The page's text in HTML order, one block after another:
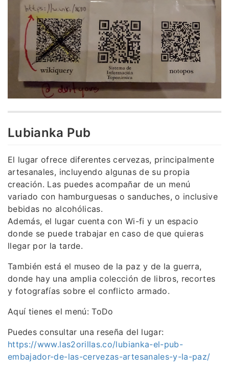
Lubianka Pub
El lugar ofrece diferentes cervezas, principalmente
artesanales, incluyendo algunas de su propia
creación. Las puedes acompañar de un menú
variado con hamburguesas o sanduches, o inclusive
bebidas no alcohólicas.
Además, el lugar cuenta con Wi-fi y un espacio
donde se puede trabajar en caso de que quieras
llegar por la tarde.
También está el museo de la paz y de la guerra,
donde hay una amplia colección de libros, recortes
y fotografías sobre el conflicto armado.
Aquí tienes el menú: ToDo
Puedes consultar una reseña del lugar:
https://www.las2orillas.co/lubianka-el-pub-
embajador-de-las-cervezas-artesanales-y-la-paz/